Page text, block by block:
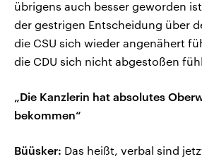
übrigens auch besser geworden
der gestrigen Entscheidung über
die CSU sich wieder angenähert
die CDU sich nicht abgestoßen
„Die Kanzlerin hat absolutes
bekommen“
Büüsker: Das heißt, verbal sind